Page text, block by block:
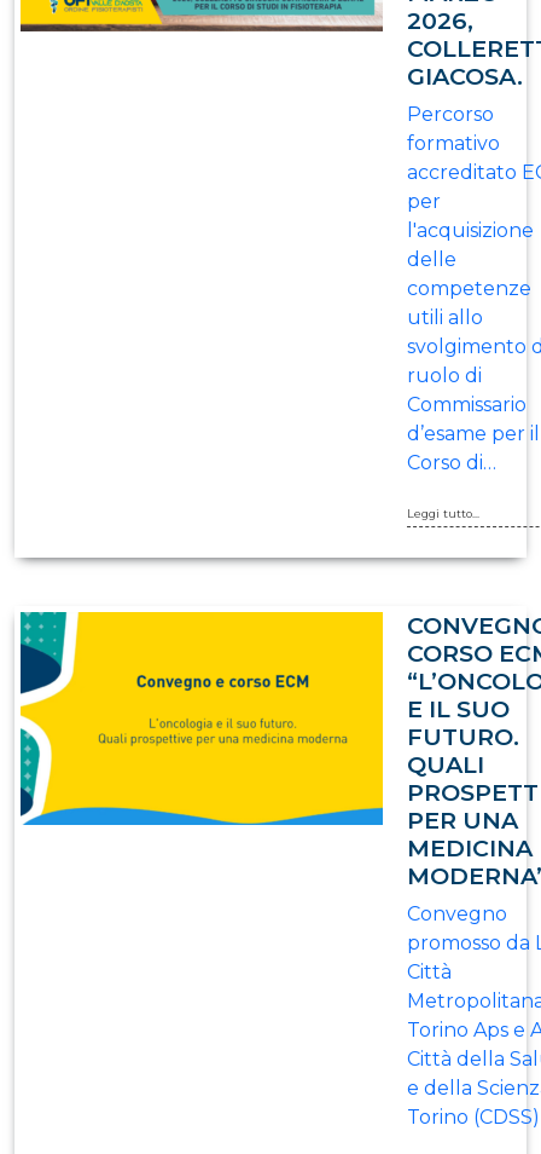
2026,
GIACOSA.
Percorso
formativo
accreditato
per
l'acquisizione
delle
competenze
utili allo
svolgimento
ruolo di
Commissario
d’esame per il
Corso di…
Leggi tutto...
CORSO
E IL SUO
FUTURO.
QUALI
PER UNA
MEDICINA
Convegno
promosso da
Città
Torino Aps e
Città della
e della
Torino (CDSS)